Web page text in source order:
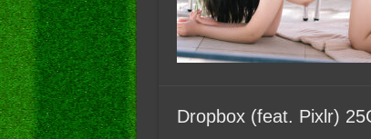
Dropbox (feat. Pixlr)